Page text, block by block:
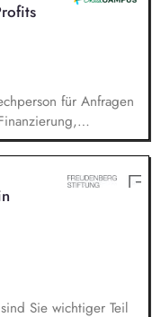
Begleitung des
u.ä.
für Anfragen
entwickelst du
über
Umsetzung.
entwickelst du
Organisationen zu
und
Sie wichtiger Teil